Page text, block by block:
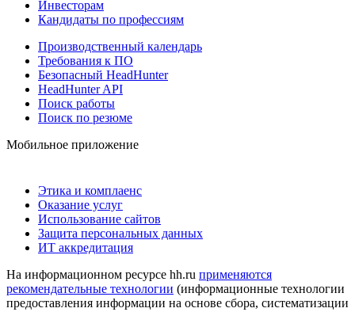
Инвесторам
Кандидаты по профессиям
Производственный календарь
Требования к ПО
Безопасный HeadHunter
HeadHunter API
Поиск работы
Поиск по резюме
Мобильное приложение
Этика и комплаенс
Оказание услуг
Использование сайтов
Защита персональных данных
ИТ аккредитация
На информационном ресурсе hh.ru применяются
рекомендательные технологии (информационные технологии
предоставления информации на основе сбора, систематизации